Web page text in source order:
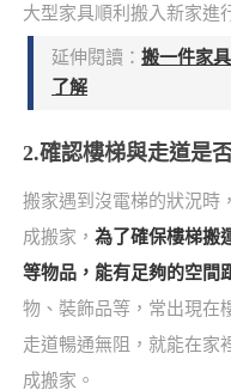
大型家具順利搬入新家進
延伸閱讀：搬一件家
了解
2.確認樓梯與走道是
搬家遇到沒電梯的狀況時
成搬家， 為了確保樓梯搬
等物品，能有足夠的空間
物、裝飾品等，常出現在
走道暢通無阻，就能在家
成搬家。